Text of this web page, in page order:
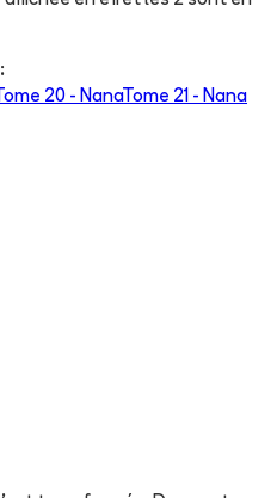
:
20 - NanaTome 21 - Nana